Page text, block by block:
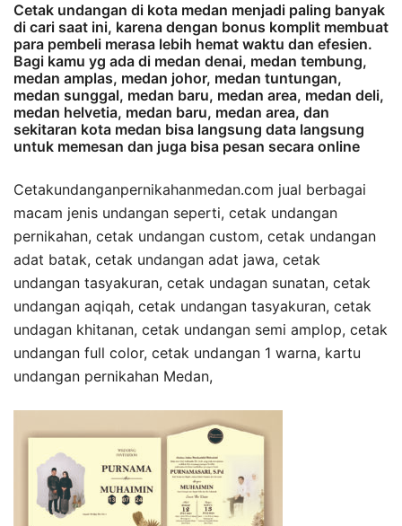
Cetak undangan di kota medan menjadi paling banyak
di cari saat ini, karena dengan bonus komplit membuat
para pembeli merasa lebih hemat waktu dan efesien.
Bagi kamu yg ada di medan denai, medan tembung,
medan amplas, medan johor, medan tuntungan,
medan sunggal, medan baru, medan area, medan deli,
medan helvetia, medan baru, medan area, dan
sekitaran kota medan bisa langsung data langsung
untuk memesan dan juga bisa pesan secara online
Cetakundanganpernikahanmedan.com jual berbagai
macam jenis undangan seperti, cetak undangan
pernikahan, cetak undangan custom, cetak undangan
adat batak, cetak undangan adat jawa, cetak
undangan tasyakuran, cetak undagan sunatan, cetak
undangan aqiqah, cetak undangan tasyakuran, cetak
undagan khitanan, cetak undangan semi amplop, cetak
undangan full color, cetak undangan 1 warna, kartu
undangan pernikahan Medan,